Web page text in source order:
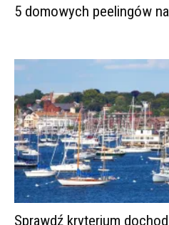
5 domowych peelingów
Sprawdź kryterium